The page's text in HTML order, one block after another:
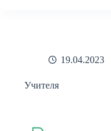
19.04.2023
Учителя